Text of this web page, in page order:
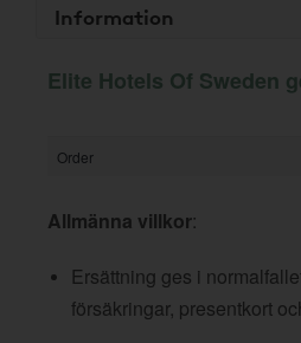
Information
Elite Hotels Of Sweden
Order
Allmänna villkor:
Ersättning ges i
försäkringar, presentkort